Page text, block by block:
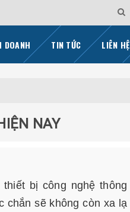
DOANH TIN TỨC LIÊN HỆ
NAY
bị công nghệ thông
chắn sẽ không còn xa lạ